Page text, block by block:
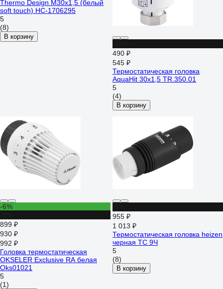
Thermo Design М30х1,5 (белый
soft touch) НС-1706295
5
(8)
В корзину
490 ₽
545 ₽
Термостатическая головка
AquaHit 30x1,5 TR.350.01
5
(4)
В корзину
-6%
899 ₽
930 ₽
992 ₽
Головка термостатическая
OKSELER Exclusive RA белая
Oks01021
5
(1)
955 ₽
1 013 ₽
Термостатическая головка heizen
черная TC 9Ч
5
(8)
В корзину